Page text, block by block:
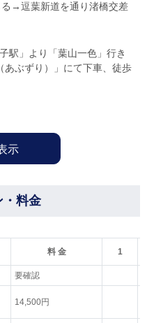
→逗葉新道を通り渚橋交差
駅」より「葉山一色」行き
あぶずり）」にて下車、徒歩
示
・料金
料 金 1
要確認
14,500円